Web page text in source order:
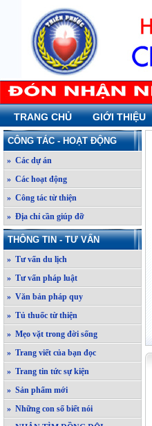
TRANG CHỦ GIỚI THIỆU
CÔNG TÁC - HOẠT ĐỘNG
» Các dự án
» Các hoạt động
» Công tác từ thiện
» Địa chỉ cần giúp đỡ
THÔNG TIN - TƯ VẤN
» Tư vấn du lịch
» Tư vấn pháp luật
» Văn bản pháp quy
» Tủ thuốc từ thiện
» Mẹo vặt trong đời sống
» Trang viết của bạn đọc
» Trang tin tức sự kiện
» Sản phẩm mới
» Những con số biết nói